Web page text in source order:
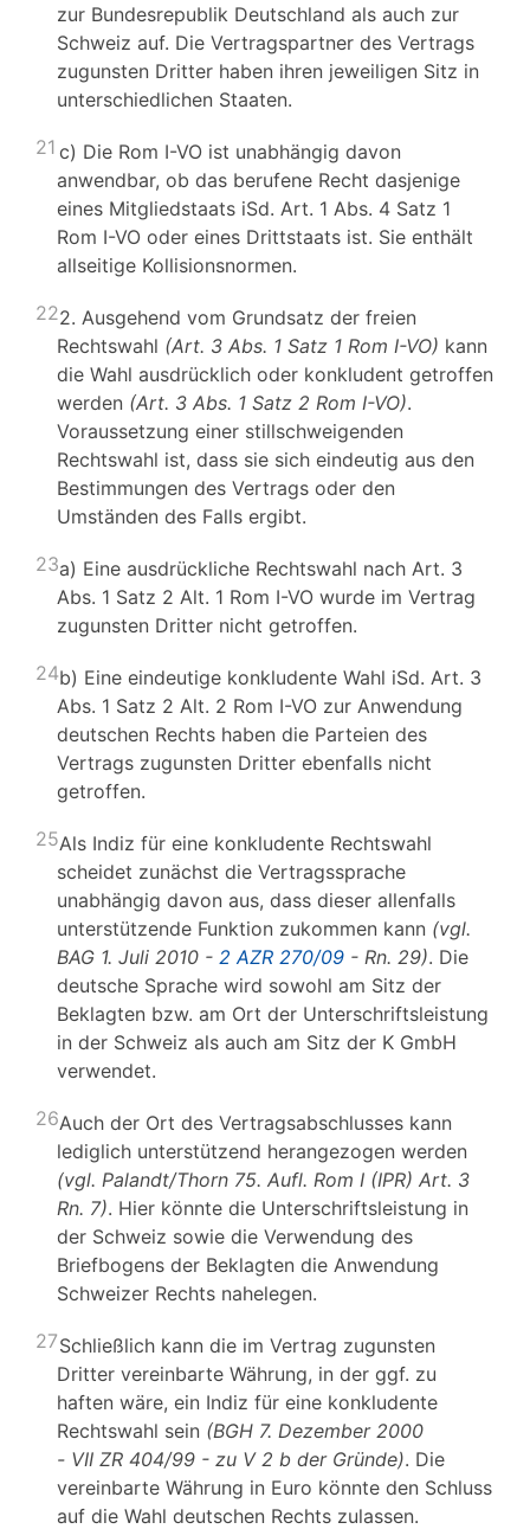
zur Bundesrepublik Deutschland als auch zur
Schweiz auf. Die Vertragspartner des Vertrags
zugunsten Dritter haben ihren jeweiligen Sitz in
unterschiedlichen Staaten.
21 c) Die Rom I-VO ist unabhängig davon
anwendbar, ob das berufene Recht dasjenige
eines Mitgliedstaats iSd. Art. 1 Abs. 4 Satz 1
Rom I-VO oder eines Drittstaats ist. Sie enthält
allseitige Kollisionsnormen.
222. Ausgehend vom Grundsatz der freien
Rechtswahl (Art. 3 Abs. 1 Satz 1 Rom I-VO) kann
die Wahl ausdrücklich oder konkludent getroffen
werden (Art. 3 Abs. 1 Satz 2 Rom I-VO).
Voraussetzung einer stillschweigenden
Rechtswahl ist, dass sie sich eindeutig aus den
Bestimmungen des Vertrags oder den
Umständen des Falls ergibt.
23a) Eine ausdrückliche Rechtswahl nach Art. 3
Abs. 1 Satz 2 Alt. 1 Rom I-VO wurde im Vertrag
zugunsten Dritter nicht getroffen.
24b) Eine eindeutige konkludente Wahl iSd. Art. 3
Abs. 1 Satz 2 Alt. 2 Rom I-VO zur Anwendung
deutschen Rechts haben die Parteien des
Vertrags zugunsten Dritter ebenfalls nicht
getroffen.
25Als Indiz für eine konkludente Rechtswahl
scheidet zunächst die Vertragssprache
unabhängig davon aus, dass dieser allenfalls
unterstützende Funktion zukommen kann (vgl.
BAG 1. Juli 2010 - 2 AZR 270/09 - Rn. 29). Die
deutsche Sprache wird sowohl am Sitz der
Beklagten bzw. am Ort der Unterschriftsleistung
in der Schweiz als auch am Sitz der K GmbH
verwendet.
26Auch der Ort des Vertragsabschlusses kann
lediglich unterstützend herangezogen werden
(vgl. Palandt/Thorn 75. Aufl. Rom I (IPR) Art. 3
Rn. 7). Hier könnte die Unterschriftsleistung in
der Schweiz sowie die Verwendung des
Briefbogens der Beklagten die Anwendung
Schweizer Rechts nahelegen.
27Schließlich kann die im Vertrag zugunsten
Dritter vereinbarte Währung, in der ggf. zu
haften wäre, ein Indiz für eine konkludente
Rechtswahl sein (BGH 7. Dezember 2000
- VII ZR 404/99 - zu V 2 b der Gründe). Die
vereinbarte Währung in Euro könnte den Schluss
auf die Wahl deutschen Rechts zulassen.